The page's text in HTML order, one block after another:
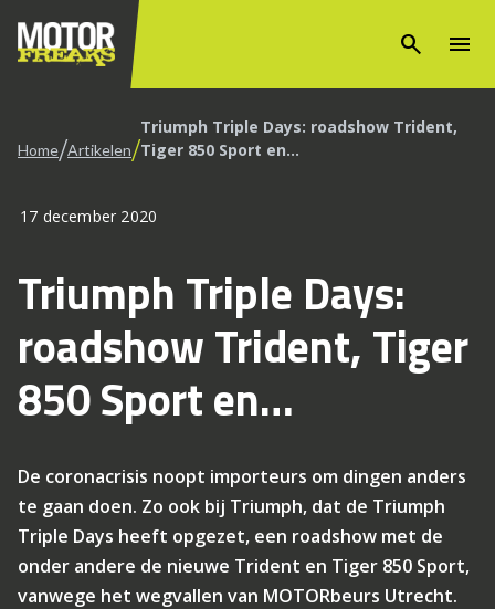
search menu
Home/Artikelen/Triumph Triple Days: roadshow Trident,
Tiger 850 Sport en…
17 december 2020
Triumph Triple Days:
roadshow Trident, Tiger
850 Sport en…
De coronacrisis noopt importeurs om dingen anders
te gaan doen. Zo ook bij Triumph, dat de Triumph
Triple Days heeft opgezet, een roadshow met de
onder andere de nieuwe Trident en Tiger 850 Sport,
vanwege het wegvallen van MOTORbeurs Utrecht.